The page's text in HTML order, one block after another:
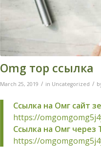
Omg тор ссылка
March 25, 2019 / in Uncategorized /
Ссылка на Омг сайт
https://
Ссылка на Омг через
https://